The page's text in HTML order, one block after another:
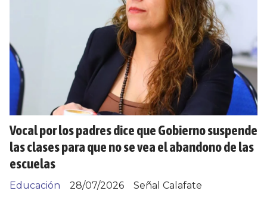
Vocal por los padres dice que Gobierno suspende
las clases para que no se vea el abandono de las
escuelas
Señal Calafate
Educación
28/07/2026